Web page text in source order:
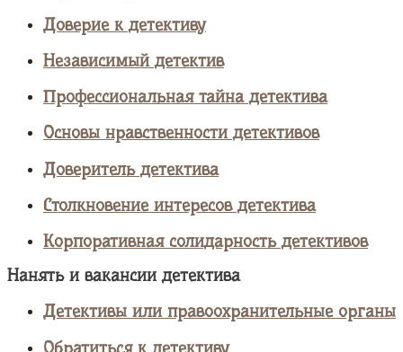
Доверие к детективу
Независимый детектив
Профессиональная тайна детектива
Основы нравственности детективов
Доверитель детектива
Столкновение интересов детектива
Корпоративная солидарность детективов
Нанять и вакансии детектива
Детективы или правоохранительные органы
Обратиться к детективу